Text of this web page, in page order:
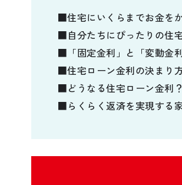
■住宅にいくらまでお金を
■自分たちにぴったりの住
■「固定金利」と「変動金
■住宅ローン金利の決まり
■どうなる住宅ローン金利
■らくらく返済を実現する